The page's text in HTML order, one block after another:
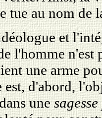
tue au nom de
et
l'homme n'est
une arme
est, d'abord,
une